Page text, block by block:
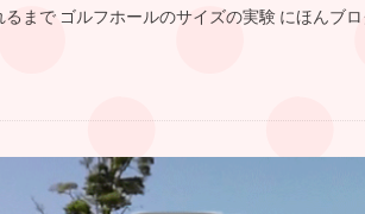
まで ゴルフホールのサイズの実験 にほんブ